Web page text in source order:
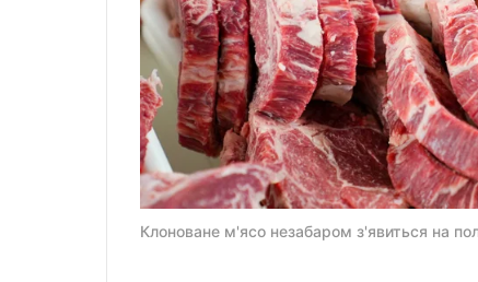
Клоноване м'ясо незабаром з'явиться на